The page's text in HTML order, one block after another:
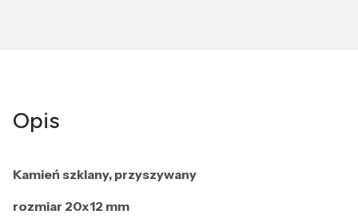
Opis
Kamień szklany, przyszywany
rozmiar 20x12 mm